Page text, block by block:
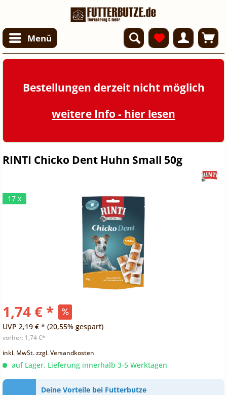
Menü
Bestellungen derzeit nicht möglich
weitere Info - hier lesen
RINTI Chicko Dent Huhn Small 50g
17 x
1,74 € *
UVP 2,19 € * (20,55% gespart)
vorher: 1,74 €*
inkl. MwSt.zzgl. Versandkosten
auf Lager. Lieferung innerhalb 3-5 Werktagen
Deine Vorteile bei Futterbutze